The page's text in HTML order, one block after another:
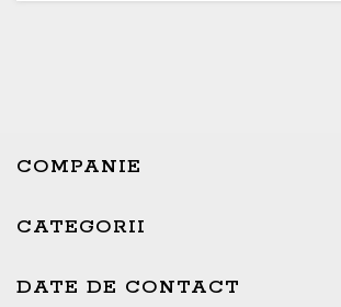
COMPANIE
CATEGORII
DATE DE CONTACT
Buna ziua, Suntem aici sa va ajutam!